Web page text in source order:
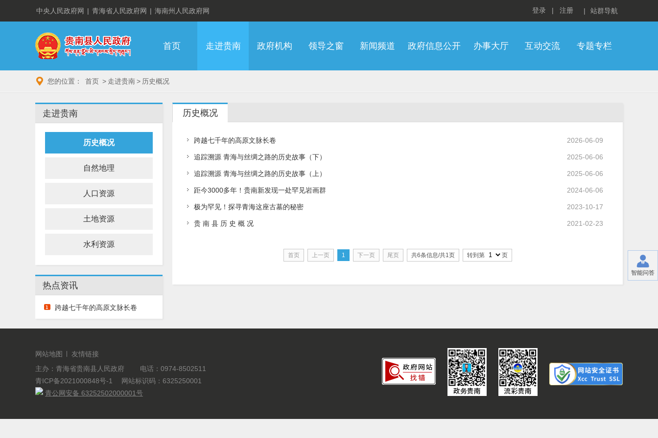
中央人民政府网 | 青海省人民政府网 | 海南州人民政府网 登录 | 注册 | 站群导航
首页 走进贵南 政府机构 领导之窗 新闻频道 政府信息公开 办事大厅 互动交流 专题专栏
您的位置： 首页 > 走进贵南> 历史概况
走进贵南
历史概况
自然地理
人口资源
土地资源
水利资源
热点资讯
跨越七千年的高原文脉长卷
历史概况
2026-06-09
跨越七千年的高原文脉长卷
2025-06-06
追踪溯源 青海与丝绸之路的历史故事（下）
2025-06-06
追踪溯源 青海与丝绸之路的历史故事（上）
2024-06-06
距今3000多年！贵南新发现一处罕见岩画群
2023-10-17
极为罕见！探寻青海这座古墓的秘密
2021-02-23
贵 南 县 历 史 概 况
首页 上一页 1 下一页 尾页 共6条信息/共1页 转到第 页
网站地图
友情链接
主办：青海省贵南县人民政府 电话：0974-8502511
青ICP备2021000848号-1
网站标识码：6325250001
青公网安备 63252502000001号
智能问答